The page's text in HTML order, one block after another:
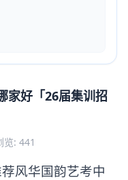
家好「26届集训招
览: 441
风华国韵艺考中